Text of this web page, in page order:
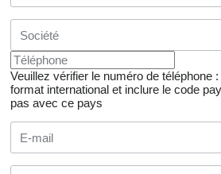
Veuillez vérifier le numéro de téléphone
format international et inclure le code
pas avec ce pays